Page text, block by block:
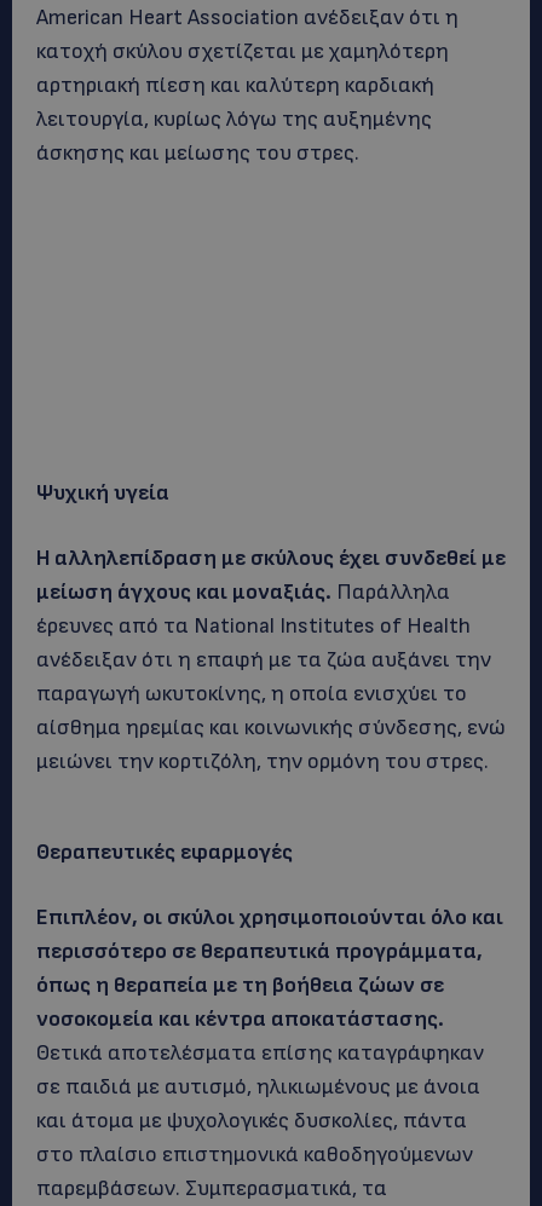
American Heart Association ανέδειξαν ότι η
κατοχή σκύλου σχετίζεται με χαμηλότερη
αρτηριακή πίεση και καλύτερη καρδιακή
λειτουργία, κυρίως λόγω της αυξημένης
άσκησης και μείωσης του στρες.
Ψυχική υγεία
Η αλληλεπίδραση με σκύλους έχει συνδεθεί με
μείωση άγχους και μοναξιάς. Παράλληλα
έρευνες από τα National Institutes of Health
ανέδειξαν ότι η επαφή με τα ζώα αυξάνει την
παραγωγή ωκυτοκίνης, η οποία ενισχύει το
αίσθημα ηρεμίας και κοινωνικής σύνδεσης, ενώ
μειώνει την κορτιζόλη, την ορμόνη του στρες.
Θεραπευτικές εφαρμογές
Επιπλέον, οι σκύλοι χρησιμοποιούνται όλο και
περισσότερο σε θεραπευτικά προγράμματα,
όπως η θεραπεία με τη βοήθεια ζώων σε
νοσοκομεία και κέντρα αποκατάστασης.
Θετικά αποτελέσματα επίσης καταγράφηκαν
σε παιδιά με αυτισμό, ηλικιωμένους με άνοια
και άτομα με ψυχολογικές δυσκολίες, πάντα
στο πλαίσιο επιστημονικά καθοδηγούμενων
παρεμβάσεων. Συμπερασματικά, τα